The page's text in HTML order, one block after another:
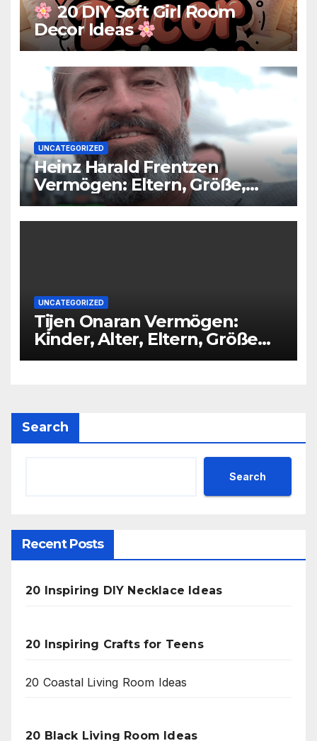
20 DIY Soft Girl Room
Decor Ideas
UNCATEGORIZED
Heinz Harald Frentzen
Vermögen: Eltern, Größe,
Partner, Alter
UNCATEGORIZED
Tijen Onaran Vermögen:
Kinder, Alter, Eltern, Größe
Partner
Search
Search
Recent Posts
20 Inspiring DIY Necklace Ideas
20 Inspiring Crafts for Teens
20 Coastal Living Room Ideas
20 Black Living Room Ideas